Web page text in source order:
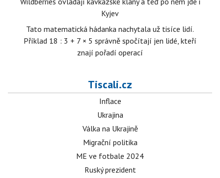
Kyjev
Tato matematická hádanka nachytala už tisíce lidí.
Příklad 18 : 3 + 7 × 5 správně spočítají jen lidé, kteří
znají pořadí operací
Tiscali.cz
Inflace
Ukrajina
Válka na Ukrajině
Migrační politika
ME ve fotbale 2024
Ruský prezident